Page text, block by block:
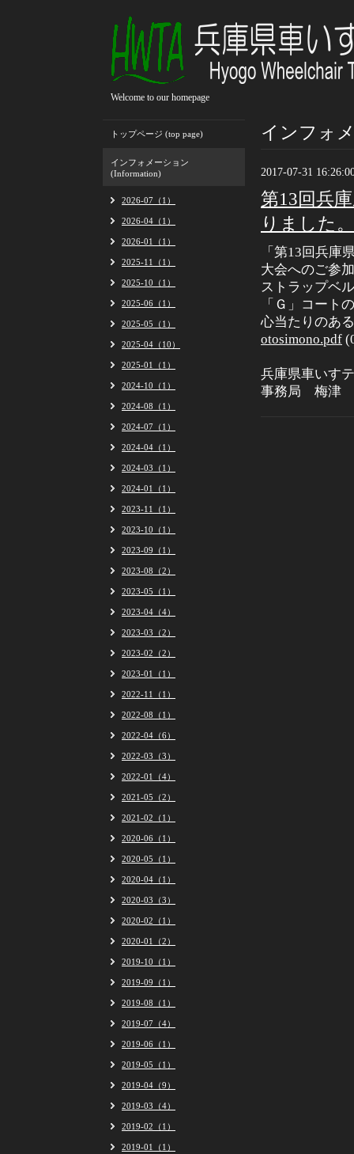
Welcome to our homepage
インフォ
2017-07-31
第13回兵
りました。
「第13回兵庫
大会へのご参
ストラップベ
「Ｇ」コート
心当たりのあ
otosimono.pdf
兵庫県車いす
事務局 梅津
トップページ (top page)
インフォメーション
(Information)
2026-07（1）
2026-04（1）
2026-01（1）
2025-11（1）
2025-10（1）
2025-06（1）
2025-05（1）
2025-04（10）
2025-01（1）
2024-10（1）
2024-08（1）
2024-07（1）
2024-04（1）
2024-03（1）
2024-01（1）
2023-11（1）
2023-10（1）
2023-09（1）
2023-08（2）
2023-05（1）
2023-04（4）
2023-03（2）
2023-02（2）
2023-01（1）
2022-11（1）
2022-08（1）
2022-04（6）
2022-03（3）
2022-01（4）
2021-05（2）
2021-02（1）
2020-06（1）
2020-05（1）
2020-04（1）
2020-03（3）
2020-02（1）
2020-01（2）
2019-10（1）
2019-09（1）
2019-08（1）
2019-07（4）
2019-06（1）
2019-05（1）
2019-04（9）
2019-03（4）
2019-02（1）
2019-01（1）